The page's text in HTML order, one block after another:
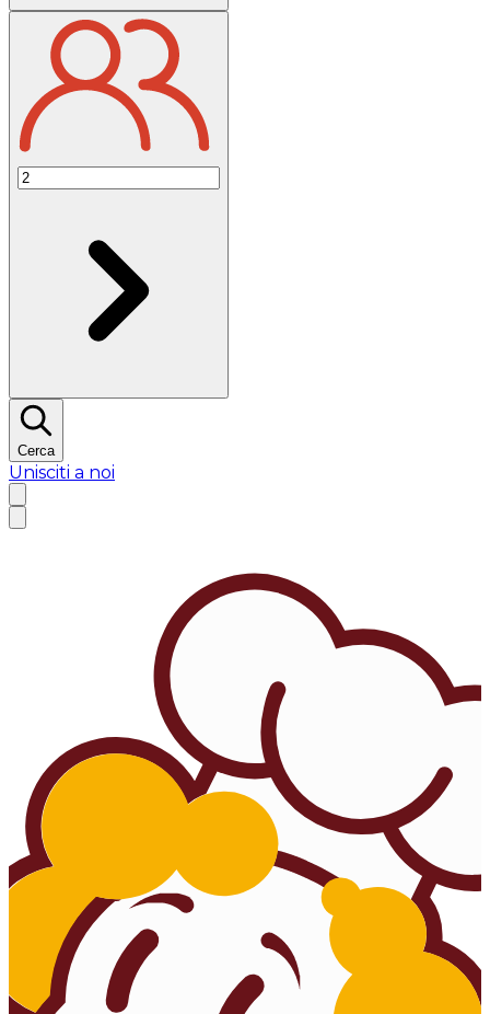
Cerca
Unisciti a noi